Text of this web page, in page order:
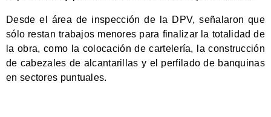
Desde el área de inspección de la DPV, señalaron que
sólo restan trabajos menores para finalizar la totalidad de
la obra, como la colocación de cartelería, la construcción
de cabezales de alcantarillas y el perfilado de banquinas
en sectores puntuales.